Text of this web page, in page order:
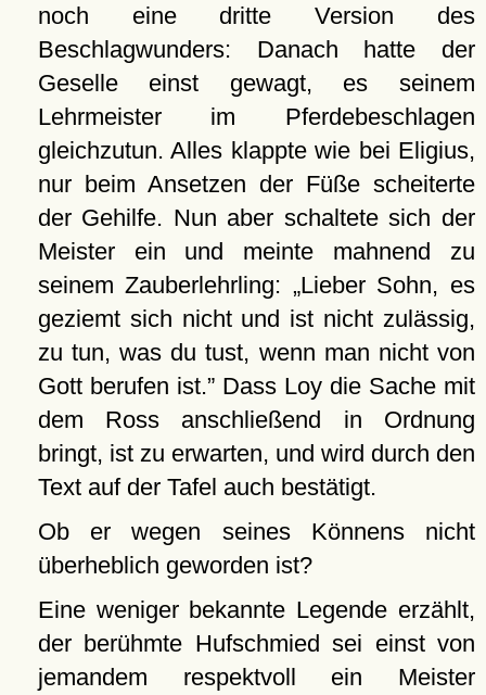
noch eine dritte Version des
Beschlagwunders: Danach hatte der
Geselle einst gewagt, es seinem
Lehrmeister im Pferdebeschlagen
gleichzutun. Alles klappte wie bei Eligius,
nur beim Ansetzen der Füße scheiterte
der Gehilfe. Nun aber schaltete sich der
Meister ein und meinte mahnend zu
seinem Zauberlehrling:
Lieber Sohn, es
geziemt sich nicht und ist nicht zulässig,
zu tun, was du tust, wenn man nicht von
Gott berufen ist. Dass Loy die Sache mit
dem Ross anschließend in Ordnung
bringt, ist zu erwarten, und wird durch den
Text auf der Tafel auch bestätigt.
Ob er wegen seines Könnens nicht
überheblich geworden ist?
Eine weniger bekannte Legende erzählt,
der berühmte Hufschmied sei einst von
jemandem respektvoll ein Meister